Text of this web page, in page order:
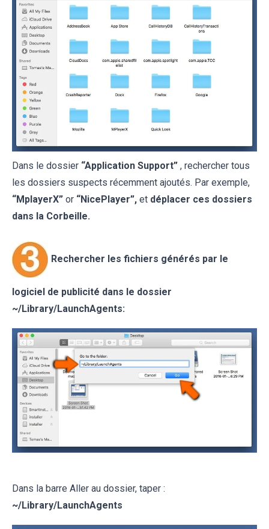
Dans le dossier “Application Support” , rechercher tous
les dossiers suspects récemment ajoutés. Par exemple,
“MplayerX” or “NicePlayer”, et déplacer ces dossiers
dans la Corbeille.
Rechercher les fichiers générés par le
logiciel de publicité dans le dossier
~/Library/LaunchAgents:
Dans la barre Aller au dossier, taper :
~/Library/LaunchAgents